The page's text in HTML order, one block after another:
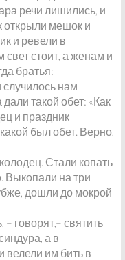
речи лишились, и
открыли мешок и
и ревели в
свет стоит, а женам и
братья:
случилось нам
такой обет: «Как
и праздник
был обет. Верно,
Стали копать
Выкопали на три
дошли до мокрой
говорят,– святить
а в
велели им бить в